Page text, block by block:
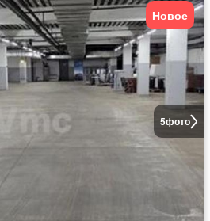
5фото
Новое